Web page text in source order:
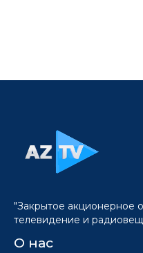
"Закрытое акционерное
телевидение и
О нас